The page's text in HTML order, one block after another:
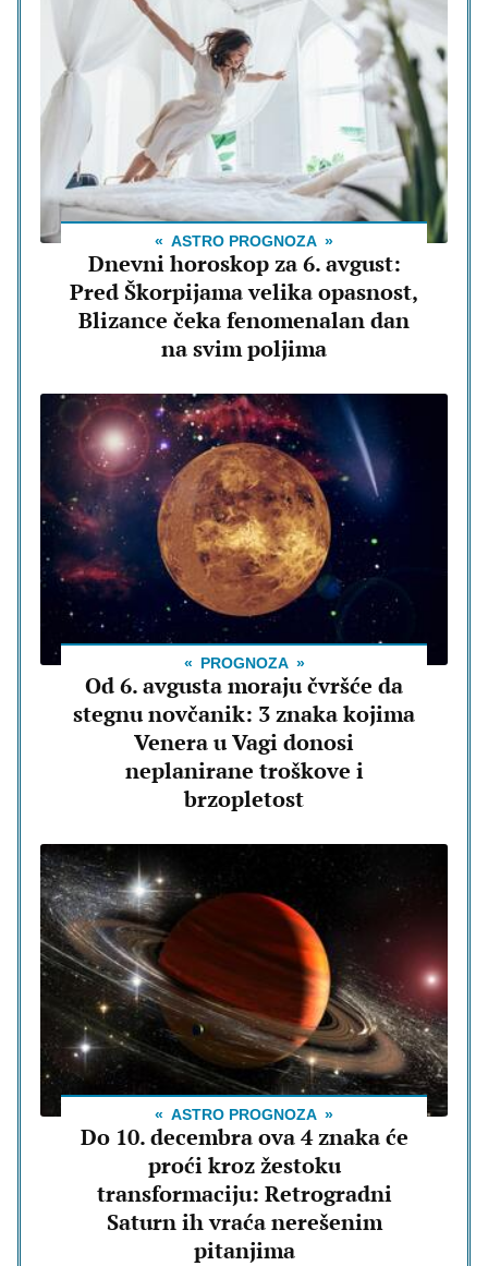
ASTRO PROGNOZA
Dnevni horoskop za 6. avgust:
Pred Škorpijama velika opasnost,
Blizance čeka fenomenalan dan
na svim poljima
PROGNOZA
Od 6. avgusta moraju čvršće da
stegnu novčanik: 3 znaka kojima
Venera u Vagi donosi
neplanirane troškove i
brzopletost
ASTRO PROGNOZA
Do 10. decembra ova 4 znaka će
proći kroz žestoku
transformaciju: Retrogradni
Saturn ih vraća nerešenim
pitanjima